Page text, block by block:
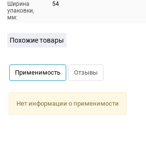
Ширина
упаковки,
мм:
54
Похожие товары
Применимость Отзывы
Нет информации о применимости